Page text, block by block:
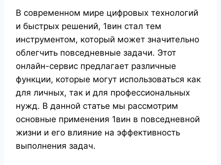
В современном мире цифровых технологий
и быстрых решений, 1вин стал тем
инструментом, который может значительно
облегчить повседневные задачи. Этот
онлайн-сервис предлагает различные
функции, которые могут использоваться как
для личных, так и для профессиональных
нужд. В данной статье мы рассмотрим
основные применения 1вин в повседневной
жизни и его влияние на эффективность
выполнения задач.